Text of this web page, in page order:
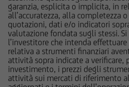
garanzia, esplicita o implicita, in
all’accuratezza, alla completezza
quotazioni, dati e/o indicatori
valutazione fondata sugli stessi.
l’investitore che intenda
relativa a strumenti finanziari
attività sopra indicate a verificare,
investimento, i prezzi degli
attività sui mercati di riferimento
finanziari cui si riferiscono
documenti pubblicati sul
potrebbero di volta in volta
o vendere strumenti
delle società menzionate
ad esse collegate;